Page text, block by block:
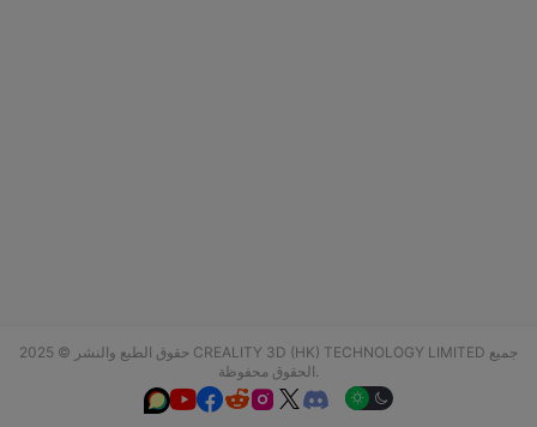
حقوق الطبع والنشر © 2025 CREALITY 3D (HK) TECHNOLOGY LIMITED جميع
الحقوق محفوظة.
  